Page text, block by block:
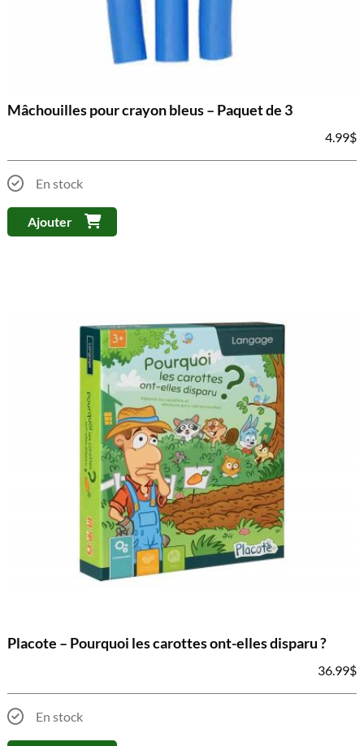
Mâchouilles pour crayon bleus – Paquet de 3
4.99$
En stock
Ajouter
Placote – Pourquoi les carottes ont-elles disparu ?
36.99$
En stock